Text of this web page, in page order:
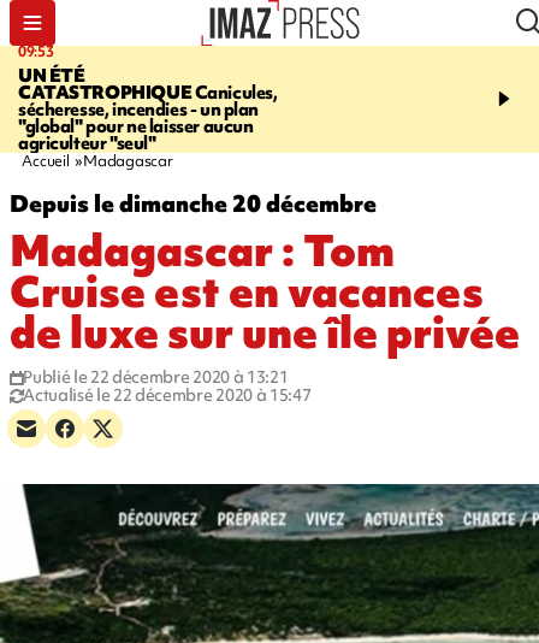
09:53
UN ÉTÉ
CATASTROPHIQUECanicules,
sécheresse, incendies - un plan
"global" pour ne laisser aucun
agriculteur "seul"
12:03
commerciales - 160
pour 10 jours de
Accueil Madagascar
Depuis le dimanche 20 décembre
Madagascar : Tom
Cruise est en vacances
de luxe sur une île privée
Publié le 22 décembre 2020 à 13:21
Actualisé le 22 décembre 2020 à 15:47